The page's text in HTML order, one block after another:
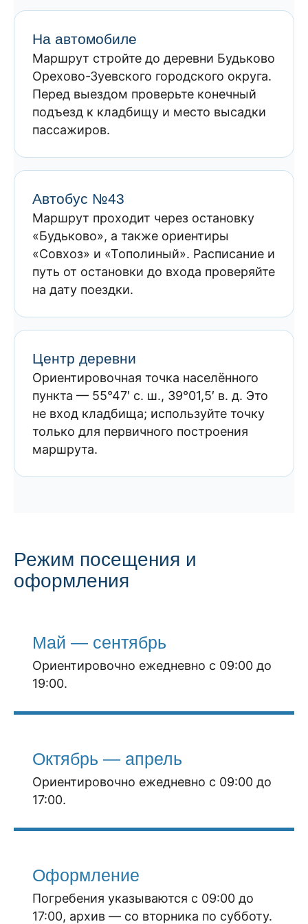
На автомобиле
Маршрут стройте до деревни Будьково
Орехово-Зуевского городского округа.
Перед выездом проверьте конечный
подъезд к кладбищу и место высадки
пассажиров.
Автобус №43
Маршрут проходит через остановку
«Будьково», а также ориентиры
«Совхоз» и «Тополиный». Расписание и
путь от остановки до входа проверяйте
на дату поездки.
Центр деревни
Ориентировочная точка населённого
пункта — 55°47′ с. ш., 39°01,5′ в. д. Это
не вход кладбища; используйте точку
только для первичного построения
маршрута.
Режим посещения и
оформления
Май — сентябрь
Ориентировочно ежедневно с 09:00 до
19:00.
Октябрь — апрель
Ориентировочно ежедневно с 09:00 до
17:00.
Оформление
Погребения указываются с 09:00 до
17:00, архив — со вторника по субботу.